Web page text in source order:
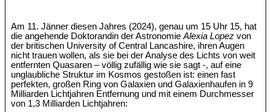
Am 11. Jänner diesen Jahres (2024), genau um 15 Uhr 15, hat
die angehende Doktorandin der AstronomieAlexia Lopez von
der britischen University of Central Lancashire, ihren Augen
nicht trauen wollen, als sie bei der Analyse des Lichts von weit
entfernten Quasaren – völlig zufällig wie sie sagt -, auf eine
unglaubliche Struktur im Kosmos gestoßen ist: einen fast
perfekten, großen Ring von Galaxien und Galaxienhaufen in 9
Milliarden Lichtjahren Entfernung und mit einem Durchmesser
von 1,3 Milliarden Lichtjahren: